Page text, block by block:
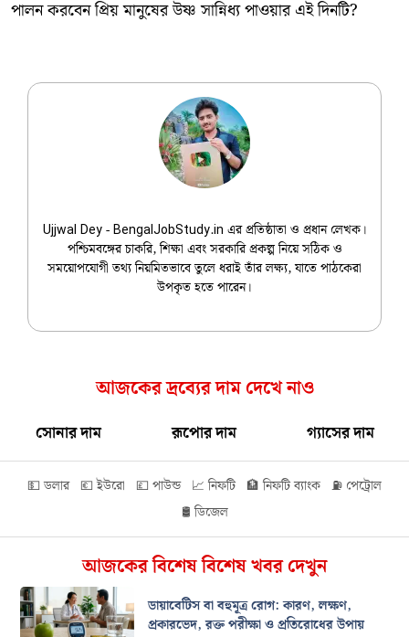
পালন করবেন প্রিয় মানুষের উষ্ণ সান্নিধ্য পাওয়ার এই দিনটি?
Ujjwal Dey - BengalJobStudy.in এর প্রতিষ্ঠাতা ও প্রধান লেখক।
পশ্চিমবঙ্গের চাকরি, শিক্ষা এবং সরকারি প্রকল্প নিয়ে সঠিক ও
সময়োপযোগী তথ্য নিয়মিতভাবে তুলে ধরাই তাঁর লক্ষ্য, যাতে পাঠকেরা
উপকৃত হতে পারেন।
আজকের দ্রব্যের দাম দেখে নাও
সোনার দাম রূপোর দাম গ্যাসের দাম
💵 ডলার 💶 ইউরো 💷 পাউন্ড 📈 নিফটি 🏦 নিফটি ব্যাংক ⛽ পেট্রোল
🛢️ ডিজেল
আজকের বিশেষ বিশেষ খবর দেখুন
ডায়াবেটিস বা বহুমূত্র রোগ: কারণ, লক্ষণ,
প্রকারভেদ, রক্ত পরীক্ষা ও প্রতিরোধের উপায়